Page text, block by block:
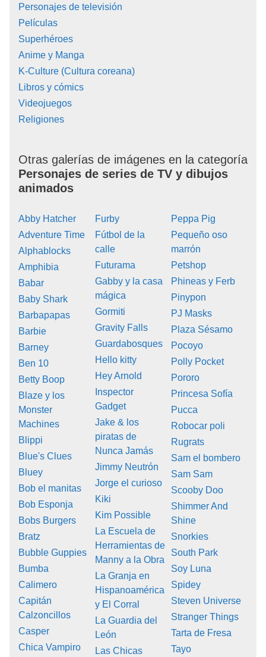
Personajes de televisión
Películas
Superhéroes
Anime y Manga
K-Culture (Cultura coreana)
Libros y cómics
Videojuegos
Religiones
Otras galerías de imágenes en la categoría
Personajes de series de TV y dibujos
animados
Abby Hatcher
Adventure Time
Alphablocks
Amphibia
Babar
Baby Shark
Barbapapas
Barbie
Barney
Ben 10
Betty Boop
Blaze y los
Monster
Machines
Blippi
Blue's Clues
Bluey
Bob el manitas
Bob Esponja
Bobs Burgers
Bratz
Bubble Guppies
Bumba
Calimero
Capitán
Calzoncillos
Casper
Chica Vampiro
Furby
Fútbol de la
calle
Futurama
Gabby y la casa
mágica
Gormiti
Gravity Falls
Guardabosques
Hello kitty
Hey Arnold
Inspector
Gadget
Jake & los
piratas de
Nunca Jamás
Jimmy Neutrón
Jorge el curioso
Kiki
Kim Possible
La Escuela de
Herramientas de
Manny a la Obra
La Granja en
Hispanoamérica
y El Corral
La Guardia del
León
Las Chicas
Peppa Pig
Pequeño oso
marrón
Petshop
Phineas y Ferb
Pinypon
PJ Masks
Plaza Sésamo
Pocoyo
Polly Pocket
Pororo
Princesa Sofía
Pucca
Robocar poli
Rugrats
Sam el bombero
Sam Sam
Scooby Doo
Shimmer And
Shine
Snorkies
South Park
Soy Luna
Spidey
Steven Universe
Stranger Things
Tarta de Fresa
Tayo